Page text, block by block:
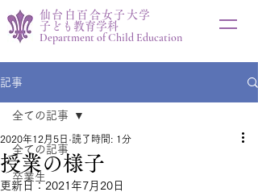
仙台白百合女子大学
子ども教育学科
Department of Child Education
記事
全ての記事
卒業生
全ての記事
授業の様子
2020年12月5日 読了時間: 1分
更新日： 2021年7月20日